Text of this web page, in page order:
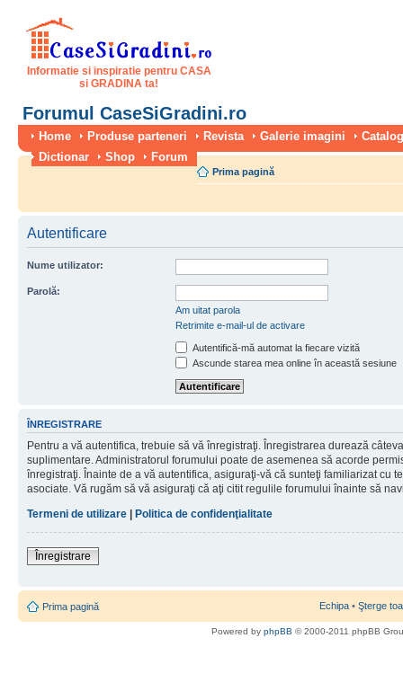
Informatie si inspiratie pentru CASA
si GRADINA ta!
Forumul CaseSiGradini.ro
Home Produse parteneri Revista Galerie imagini
Dictionar
Shop Forum
Prima pagină
Autentificare
Nume utilizator:
Parolă:
Am uitat parola
Retrimite e-mail-ul de activare
Autentifică-mă automat la fiecare vizită
Ascunde starea mea online în această sesiune
ÎNREGISTRARE
Pentru a vă autentifica, trebuie să vă înregistraţi. Înregistrarea durează
suplimentare. Administratorul forumului poate de asemenea să acorde
înregistraţi. Înainte de a vă autentifica, asiguraţi-vă că sunteţi familiarizat cu
asociate. Vă rugăm să vă asiguraţi că aţi citit regulile forumului înainte să
Termeni de utilizare | Politica de confidenţialitate
Înregistrare
Prima pagină Echipa • Şterge
Powered by phpBB © 2000-2011 phpBB